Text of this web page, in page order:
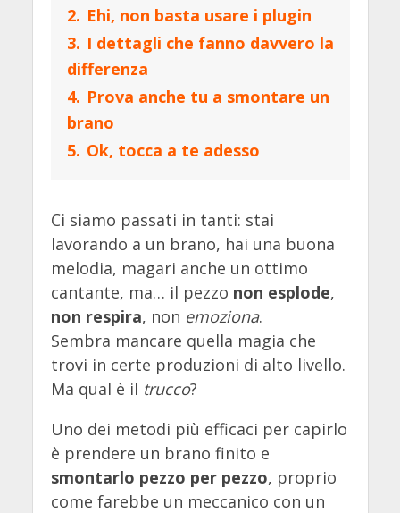
2. Ehi, non basta usare i plugin
3. I dettagli che fanno davvero la
differenza
4. Prova anche tu a smontare un
brano
5. Ok, tocca a te adesso
Ci siamo passati in tanti: stai
lavorando a un brano, hai una buona
melodia, magari anche un ottimo
cantante, ma… il pezzo non esplode,
non respira, non emoziona.
Sembra mancare quella magia che
trovi in certe produzioni di alto livello.
Ma qual è il trucco?
Uno dei metodi più efficaci per capirlo
è prendere un brano finito e
smontarlo pezzo per pezzo, proprio
come farebbe un meccanico con un